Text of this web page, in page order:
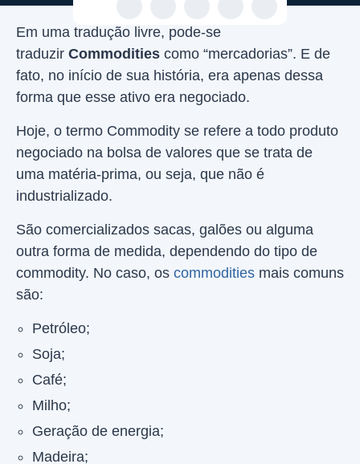
Em uma tradução livre, pode-se
traduzir Commodities como “mercadorias”. E de
fato, no início de sua história, era apenas dessa
forma que esse ativo era negociado.
Hoje, o termo Commodity se refere a todo produto
negociado na bolsa de valores que se trata de
uma matéria-prima, ou seja, que não é
industrializado.
São comercializados sacas, galões ou alguma
outra forma de medida, dependendo do tipo de
commodity. No caso, os commodities mais comuns
são:
Petróleo;
Soja;
Café;
Milho;
Geração de energia;
Madeira;